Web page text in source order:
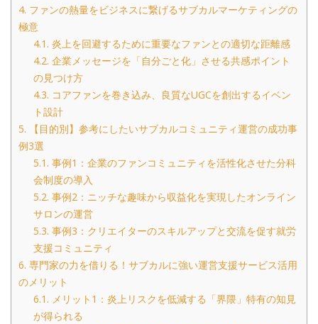
4. ファンの熱量をビジネスに繋げるサブカルマーケティングの
極意
4.1. 炎上を回避するために重要なファンとの適切な距離感
4.2. 企業メッセージを「自分ごと化」させる共感ポイント
の見つけ方
4.3. コアファンを巻き込み、良質なUGCを創出するイベン
ト設計
5. 【目的別】参考にしたいサブカルコミュニティ運営の成功事
例3選
5.1. 事例1：企業のファンコミュニティを活性化させた分科
会制度の導入
5.2. 事例2：ニッチな趣味から収益化を実現したオンライン
サロンの運営
5.3. 事例3：クリエイターのスキルアップと交流を促す就労
支援コミュニティ
6. 専門家の力を借りる！サブカルに強い運営支援サービス活用
のメリット
6.1. メリット1：炎上リスクを低減する「界隈」特有の知見
が得られる